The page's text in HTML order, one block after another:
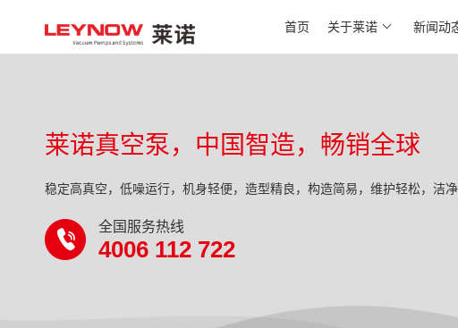
首页 关于莱诺 新闻动
莱诺真空泵，中国智造，畅销全球
稳定高真空，低噪运行，机身轻便，造型精良，构造简易，维护轻松，洁
全国服务热线
4006 112 722